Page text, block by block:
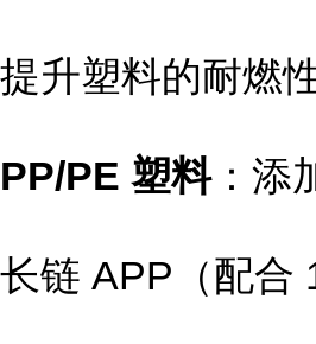
提升塑料的耐燃
PP/PE 塑料：添
长链 APP（配合